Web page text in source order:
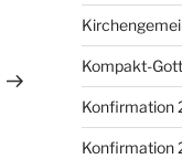
Beitrag
Kompakt-
Konfirmation
Konfirmation